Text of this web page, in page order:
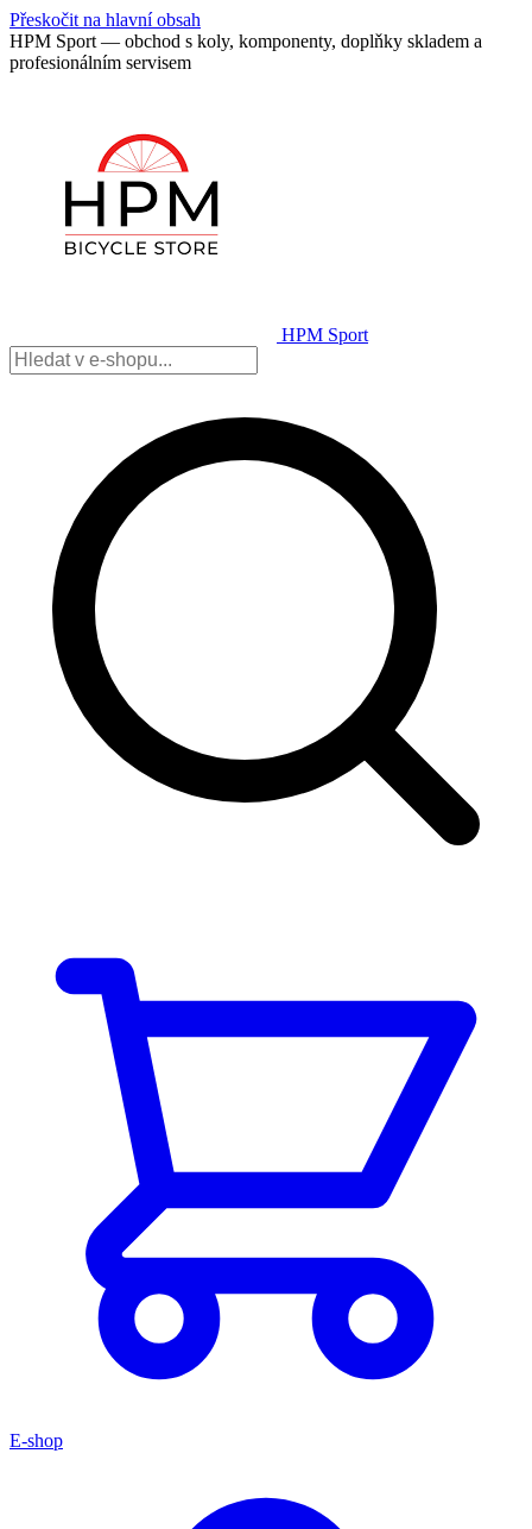
Přeskočit na hlavní obsah
HPM Sport — obchod s koly, komponenty, doplňky skladem a
profesionálním servisem
HPM Sport
E-shop